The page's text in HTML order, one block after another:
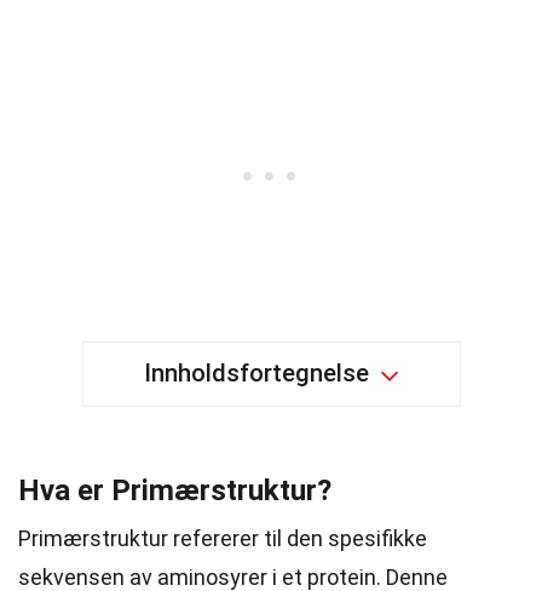
Innholdsfortegnelse
Hva er Primærstruktur?
Primærstruktur refererer til den spesifikke
sekvensen av aminosyrer i et protein. Denne